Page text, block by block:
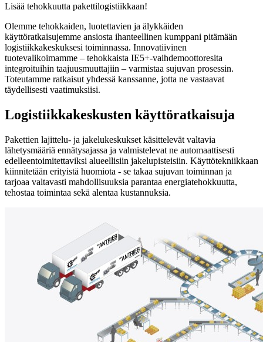
Lisää tehokkuutta pakettilogistiikkaan!
Olemme tehokkaiden, luotettavien ja älykkäiden
käyttöratkaisujemme ansiosta ihanteellinen kumppani pitämään
logistiikkakeskuksesi toiminnassa. Innovatiivinen
tuotevalikoimamme – tehokkaista IE5+-vaihdemoottoresita
integroituihin taajuusmuuttajiin – varmistaa sujuvan prosessin.
Toteutamme ratkaisut yhdessä kanssanne, jotta ne vastaavat
täydellisesti vaatimuksiisi.
Logistiikkakeskusten käyttöratkaisuja
Pakettien lajittelu- ja jakelukeskukset käsittelevät valtavia
lähetysmääriä ennätysajassa ja valmistelevat ne automaattisesti
edelleentoimitettaviksi alueellisiin jakelupisteisiin. Käyttötekniikkaan
kiinnitetään erityistä huomiota - se takaa sujuvan toiminnan ja
tarjoaa valtavasti mahdollisuuksia parantaa energiatehokkuutta,
tehostaa toimintaa sekä alentaa kustannuksia.